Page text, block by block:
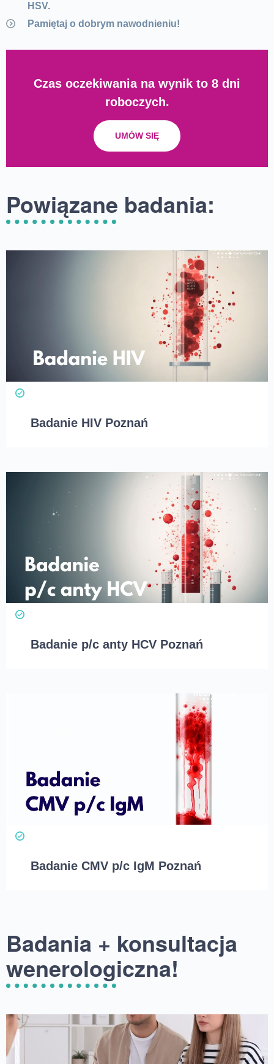
HSV.
Pamiętaj o dobrym nawodnieniu!
Czas oczekiwania na wynik to 8 dni
roboczych.
UMÓW SIĘ
Powiązane badania:
Badanie HIV Poznań
Badanie p/c anty HCV Poznań
Badanie CMV p/c IgM Poznań
Badania + konsultacja
wenerologiczna!